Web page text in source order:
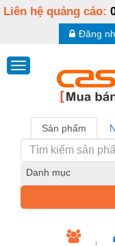
Liên hệ quảng cáo:
Đăng
Sản phẩm
Danh mục